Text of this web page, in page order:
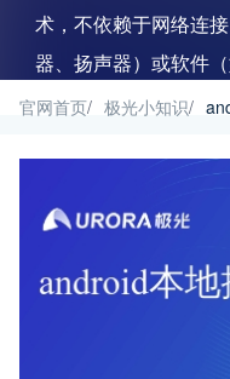
术，不依赖于网络连
器、扬声器）或软件
息。
官网首页/ 极光小知识/